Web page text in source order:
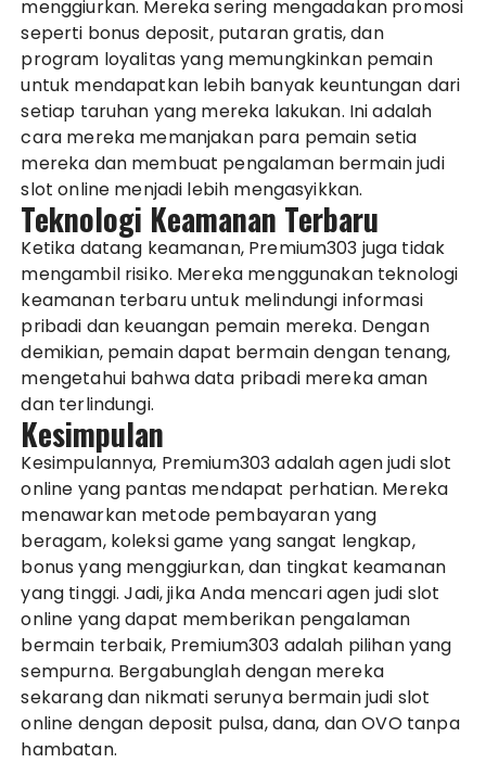
menggiurkan. Mereka sering mengadakan promosi
seperti bonus deposit, putaran gratis, dan
program loyalitas yang memungkinkan pemain
untuk mendapatkan lebih banyak keuntungan dari
setiap taruhan yang mereka lakukan. Ini adalah
cara mereka memanjakan para pemain setia
mereka dan membuat pengalaman bermain judi
slot online menjadi lebih mengasyikkan.
Teknologi Keamanan Terbaru
Ketika datang keamanan, Premium303 juga tidak
mengambil risiko. Mereka menggunakan teknologi
keamanan terbaru untuk melindungi informasi
pribadi dan keuangan pemain mereka. Dengan
demikian, pemain dapat bermain dengan tenang,
mengetahui bahwa data pribadi mereka aman
dan terlindungi.
Kesimpulan
Kesimpulannya, Premium303 adalah agen judi slot
online yang pantas mendapat perhatian. Mereka
menawarkan metode pembayaran yang
beragam, koleksi game yang sangat lengkap,
bonus yang menggiurkan, dan tingkat keamanan
yang tinggi. Jadi, jika Anda mencari agen judi slot
online yang dapat memberikan pengalaman
bermain terbaik, Premium303 adalah pilihan yang
sempurna. Bergabunglah dengan mereka
sekarang dan nikmati serunya bermain judi slot
online dengan deposit pulsa, dana, dan OVO tanpa
hambatan.